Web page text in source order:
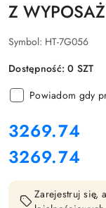
Z
Symbol: HT-7G056
Dostępność:0 SZT
Powiadom gdy
cena:
3269.74
Cena:
3269.74
Zarejestruj się,